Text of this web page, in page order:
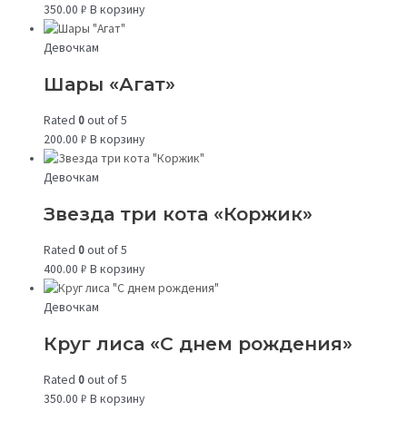
350.00 ₽ В корзину
Девочкам
Шары «Агат»
Rated 0out of 5
200.00 ₽ В корзину
Девочкам
Звезда три кота «Коржик»
Rated 0out of 5
400.00 ₽ В корзину
Девочкам
Круг лиса «С днем рождения»
Rated 0out of 5
350.00 ₽ В корзину